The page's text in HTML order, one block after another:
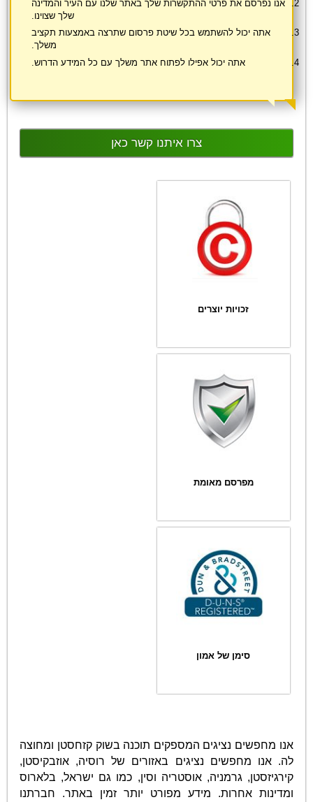
אנו נפרסם את פרטי ההתקשרות שלך באתר שלנו עם העיר והמדינה
שלך שצוינו.
אתה יכול להשתמש בכל שיטת פרסום שתרצה באמצעות תקציב
משלך.
אתה יכול אפילו לפתוח אתר משלך עם כל המידע הדרוש.
צרו איתנו קשר כאן
זכויות יוצרים
מפרסם מאומת
סימן של אמון
אנו מחפשים נציגים המספקים תוכנה בשוק קזחסטן ומחוצה
לה. אנו מחפשים נציגים באזורים של רוסיה, אוזבקיסטן,
קירגיזסטן, גרמניה, אוסטריה וסין, כמו גם ישראל, בלארוס
ומדינות אחרות. מידע מפורט יותר זמין באתר. חברתנו